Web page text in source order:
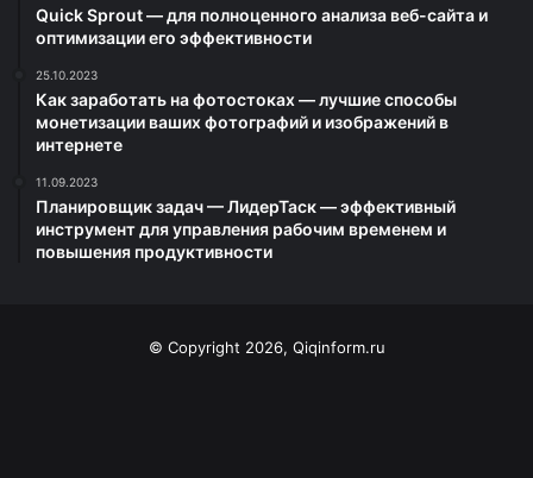
Quick Sprout — для полноценного анализа веб-сайта и
оптимизации его эффективности
25.10.2023
Как заработать на фотостоках — лучшие способы
монетизации ваших фотографий и изображений в
интернете
11.09.2023
Планировщик задач — ЛидерТаск — эффективный
инструмент для управления рабочим временем и
повышения продуктивности
© Copyright 2026, Qiqinform.ru